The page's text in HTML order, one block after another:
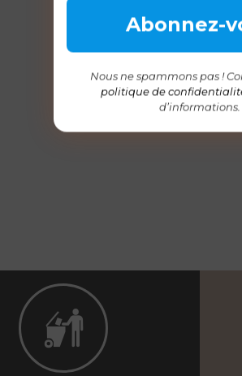
Nous ne spammons pas !
politique de
d’informations.